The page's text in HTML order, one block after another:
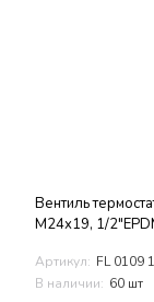
Вентиль
М24х19, 1/
Артикул: FL 0109
В наличии: 60 шт